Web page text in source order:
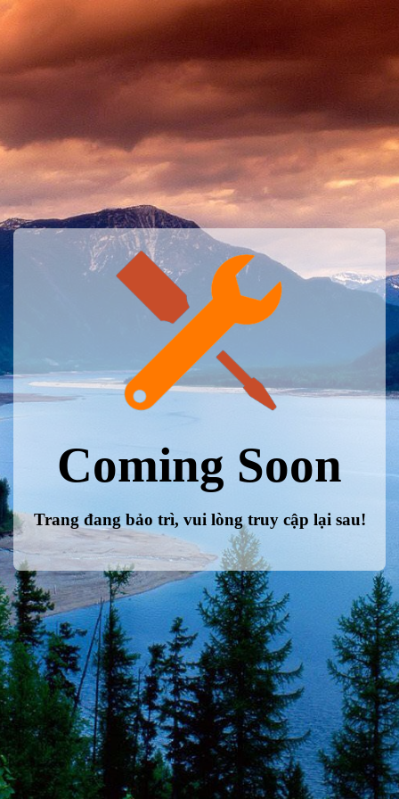
Coming Soon
Trang đang bảo trì, vui lòng truy cập lại sau!